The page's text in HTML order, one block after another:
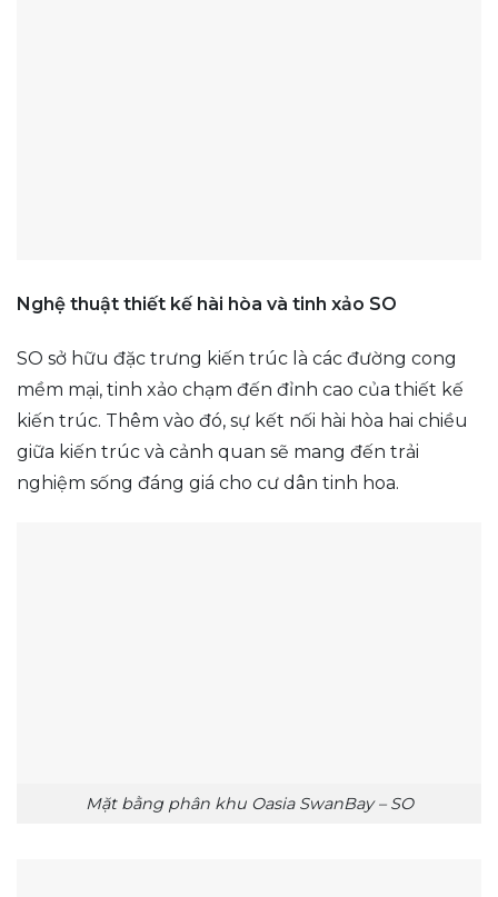
Nghệ thuật thiết kế hài hòa và tinh xảo SO
SO sở hữu đặc trưng kiến trúc là các đường cong
mềm mại, tinh xảo chạm đến đỉnh cao của thiết kế
kiến trúc. Thêm vào đó, sự kết nối hài hòa hai chiều
giữa kiến trúc và cảnh quan sẽ mang đến trải
nghiệm sống đáng giá cho cư dân tinh hoa.
Mặt bằng phân khu Oasia SwanBay – SO